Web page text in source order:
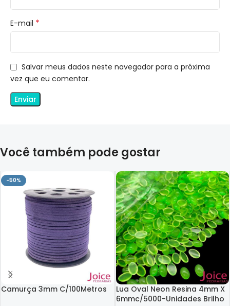
E-mail *
Salvar meus dados neste navegador para a próxima
vez que eu comentar.
Você também pode gostar
-50%
Camurça 3mm C/100Metros
Lua Oval Neon Resina 4mm X
6mmc/5000-Unidades Brilho